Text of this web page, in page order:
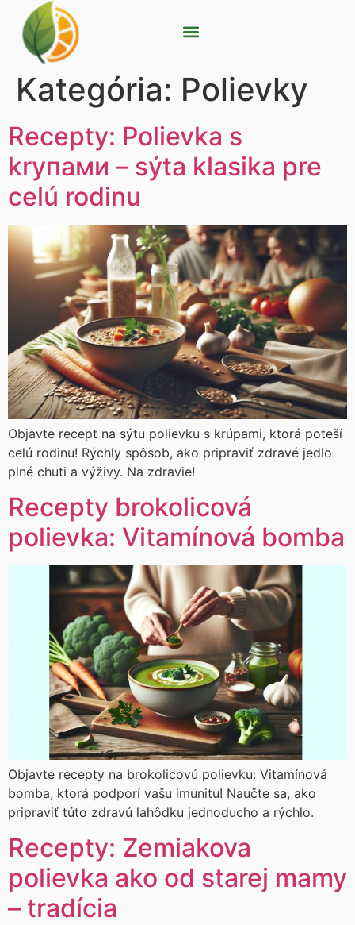
Kategória: Polievky
Recepty: Polievka s
krупами – sýta klasika pre
celú rodinu
Objavte recept na sýtu polievku s krúpami, ktorá poteší
celú rodinu! Rýchly spôsob, ako pripraviť zdravé jedlo
plné chuti a výživy. Na zdravie!
Recepty brokolicová
polievka: Vitamínová bomba
Objavte recepty na brokolicovú polievku: Vitamínová
bomba, ktorá podporí vašu imunitu! Naučte sa, ako
pripraviť túto zdravú lahôdku jednoducho a rýchlo.
Recepty: Zemiakova
polievka ako od starej mamy
– tradícia